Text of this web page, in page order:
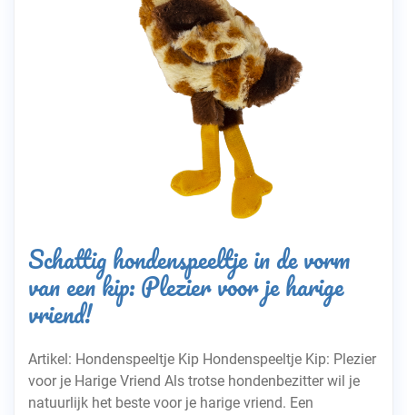
Schattig hondenspeeltje in de vorm
van een kip: Plezier voor je harige
vriend!
Artikel: Hondenspeeltje Kip Hondenspeeltje Kip: Plezier
voor je Harige Vriend Als trotse hondenbezitter wil je
natuurlijk het beste voor je harige vriend. Een